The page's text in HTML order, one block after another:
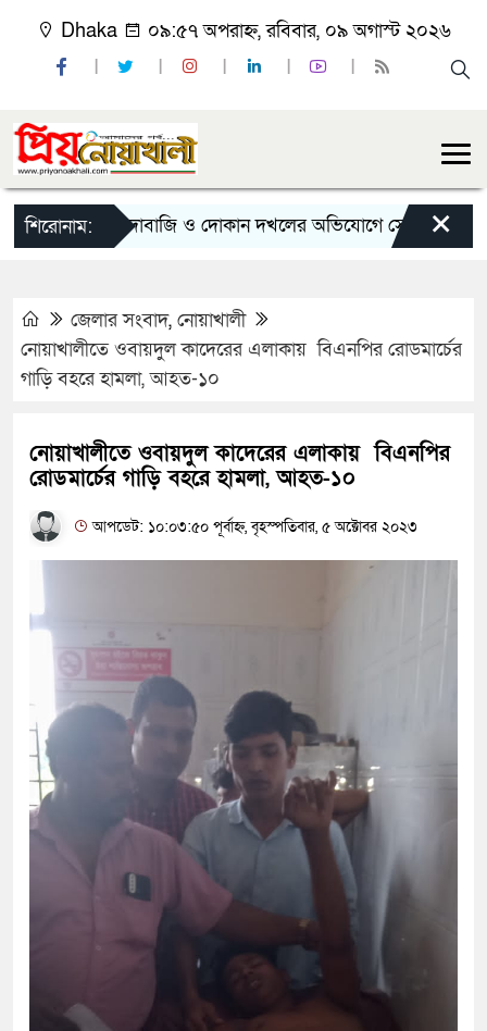
Dhaka ০৯:৫৭ অপরাহ্ন, রবিবার, ০৯ অগাস্ট ২০২৬
শিরোনাম:চাঁদাবাজি ও দোকান দখলের অভিযোগে সোনাইমুড়ী জয়াগে
×
জেলার সংবাদ, নোয়াখালী
নোয়াখালীতে ওবায়দুল কাদেরের এলাকায় বিএনপির রোডমার্চের
গাড়ি বহরে হামলা, আহত-১০
নোয়াখালীতে ওবায়দুল কাদেরের এলাকায় বিএনপির
রোডমার্চের গাড়ি বহরে হামলা, আহত-১০
আপডেট: ১০:০৩:৫০ পূর্বাহ্ন, বৃহস্পতিবার, ৫ অক্টোবর ২০২৩